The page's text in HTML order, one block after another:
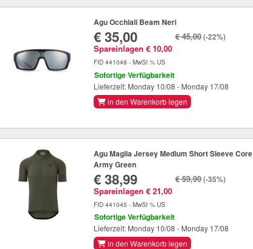
Agu Occhiali Beam Neri
€ 35,00
Spareinlagen € 10,00
€ 45,00(-22%)
FID 441048 - MwSt % US
Sofortige Verfügbarkeit
Lieferzeit: Monday 10/08 - Monday 17/08
in den Warenkorb legen
Agu Maglia Jersey Medium Short Sleeve Core
Army Green
€ 38,99
Spareinlagen € 21,00
€ 59,99(-35%)
FID 441045 - MwSt % US
Sofortige Verfügbarkeit
Lieferzeit: Monday 10/08 - Monday 17/08
in den Warenkorb legen